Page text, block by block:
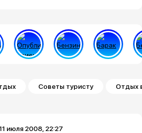
Советы туристу Отдых
июля 2008, 22:27